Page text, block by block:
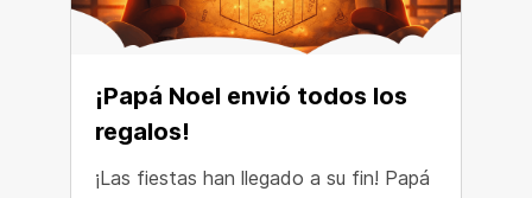
¡Papá Noel envió todos los
regalos!
¡Las fiestas han llegado a su fin! Papá